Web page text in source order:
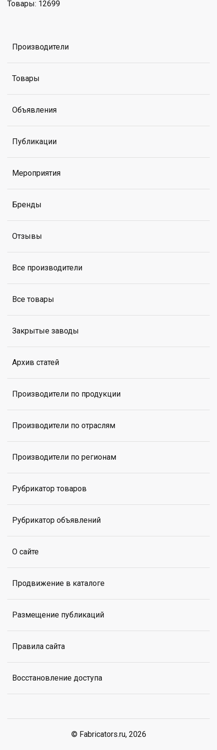
Товары: 12699
Производители
Товары
Объявления
Публикации
Мероприятия
Бренды
Отзывы
Все производители
Все товары
Закрытые заводы
Архив статей
Производители по продукции
Производители по отраслям
Производители по регионам
Рубрикатор товаров
Рубрикатор объявлений
О сайте
Продвижение в каталоге
Размещение публикаций
Правила сайта
Восстановление доступа
© Fabricators.ru, 2026